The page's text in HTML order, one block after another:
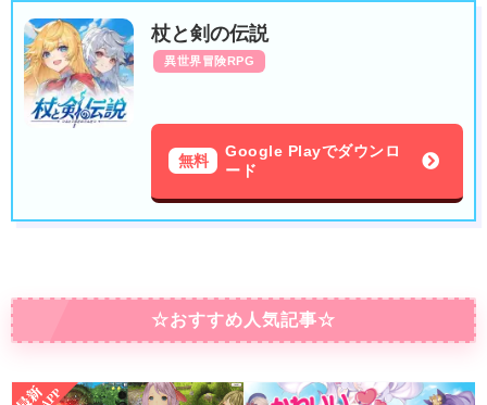
杖と剣の伝説
異世界冒険RPG
無料
Google Playでダウンロ
ード
☆おすすめ人気記事☆